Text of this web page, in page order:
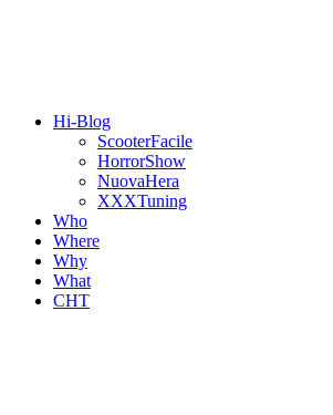
Hi-Blog
ScooterFacile
HorrorShow
NuovaHera
XXXTuning
Who
Where
Why
What
CHT